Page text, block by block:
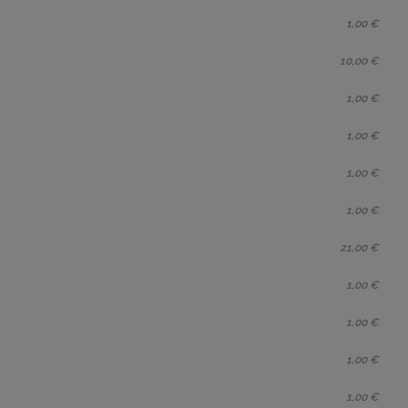
1,00 €
10,00 €
1,00 €
1,00 €
1,00 €
1,00 €
21,00 €
1,00 €
1,00 €
1,00 €
1,00 €